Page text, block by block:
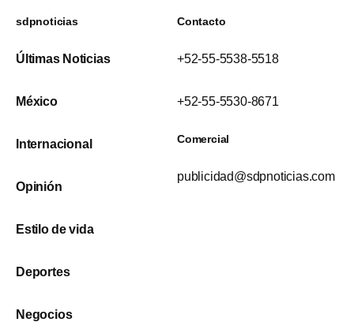
sdpnoticias
Últimas Noticias
México
Internacional
Opinión
Estilo de vida
Deportes
Negocios
Contacto
+52-55-5538-5518
+52-55-5530-8671
Comercial
publicidad@sdpnoticias.com